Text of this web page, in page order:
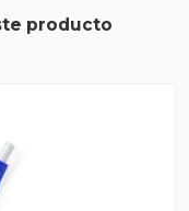
producto